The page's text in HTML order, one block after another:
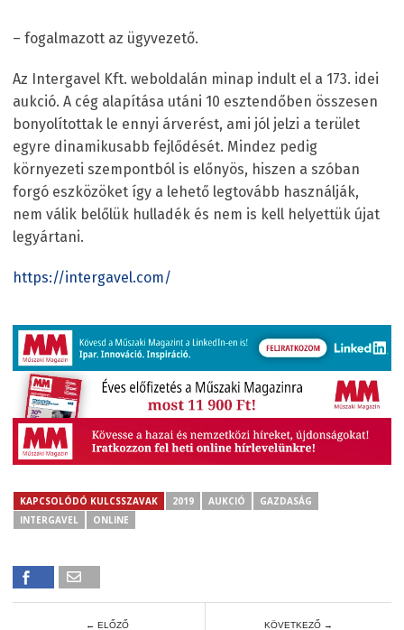
– fogalmazott az ügyvezető.
Az Intergavel Kft. weboldalán minap indult el a 173. idei
aukció. A cég alapítása utáni 10 esztendőben összesen
bonyolítottak le ennyi árverést, ami jól jelzi a terület
egyre dinamikusabb fejlődését. Mindez pedig
környezeti szempontból is előnyös, hiszen a szóban
forgó eszközöket így a lehető legtovább használják,
nem válik belőlük hulladék és nem is kell helyettük újat
legyártani.
https://intergavel.com/
KAPCSOLÓDÓ KULCSSZAVAK 2019 AUKCIÓ
GAZDASÁG
INTERGAVEL
ONLINE
← ELŐZŐ KÖVETKEZŐ →